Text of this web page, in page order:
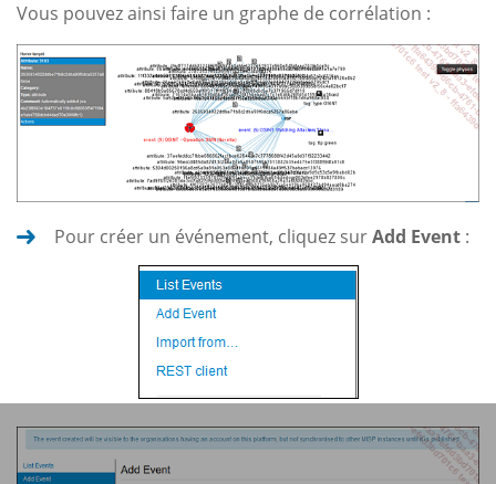
Vous pouvez ainsi faire un graphe de corrélation :
Pour créer un événement, cliquez surAdd Event :